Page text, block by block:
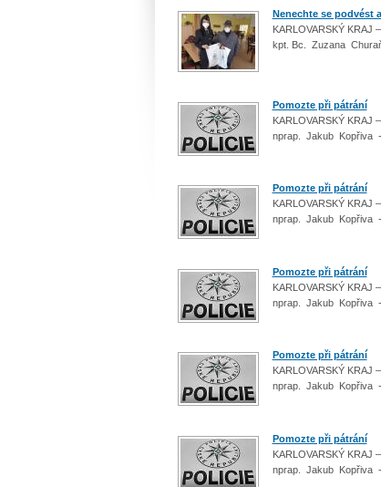
Nenechte se podvést
KARLOVARSKÝ KRAJ
kpt. Bc. Zuzana
Pomozte při pátrání
KARLOVARSKÝ KRAJ
nprap. Jakub Kopřiva -
Pomozte při pátrání
KARLOVARSKÝ KRAJ
nprap. Jakub Kopřiva -
Pomozte při pátrání
KARLOVARSKÝ KRAJ
nprap. Jakub Kopřiva -
Pomozte při pátrání
KARLOVARSKÝ KRAJ
nprap. Jakub Kopřiva -
Pomozte při pátrání
KARLOVARSKÝ KRAJ
nprap. Jakub Kopřiva -